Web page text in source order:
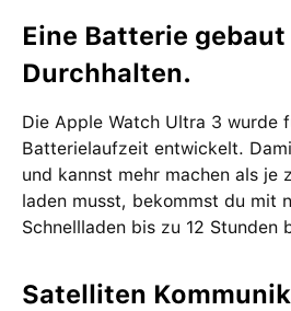
Eine Batterie gebaut
Durchhalten.
Die Apple Watch Ultra 3 wurde
Batterielaufzeit entwickelt.
und kannst mehr machen als je
laden musst, bekommst du mit
Schnellladen bis zu 12 Stunden
Satelliten